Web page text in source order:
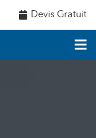
Devis Gratuit